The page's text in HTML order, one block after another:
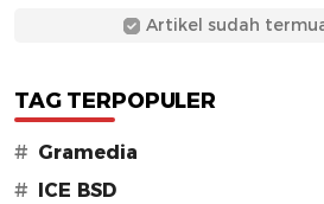
Artikel sudah
TAG TERPOPULER
# Gramedia
#
ICE BSD